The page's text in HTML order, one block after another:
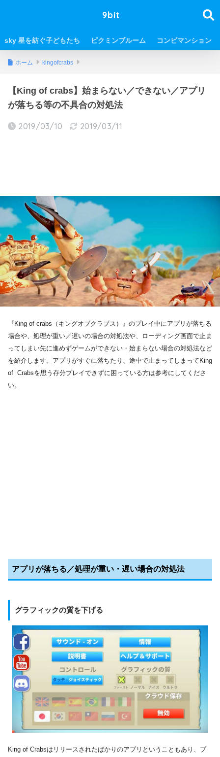
9bit
sky 星を紡ぐ子どもたち ピクミンブルーム コンビマンション
ホーム kingofcrabs
【King of crabs】始まらない／できない／アプリ
が落ちる等の不具合の対処法
2019/03/10 2019/03/11
『King of crabs（キングオブクラブス）』のプレイ中にアプリが落ちる
場合や、処理が重い／遅いの場合の対処法や、ローディング画面で止ま
ってしまい先に進めずゲームができない・始まらない場合の対処法など
を紹介します。アプリがすぐに落ちたり、途中で止まってしまってKing
of Crabsを思う存分プレイできずに困っている方は参考にしてくださ
い。
アプリが落ちる／処理が重い・遅い場合の対処法
グラフィックの質を下げる
King of Crabsはリリースされたばかりのアプリということもあり、プ